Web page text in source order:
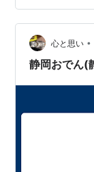
静岡市駿河区
想” …
心と思い •
静岡おでん(